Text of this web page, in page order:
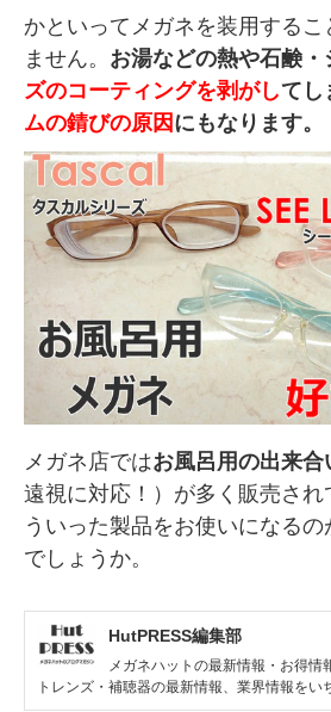
かといってメガネを装用するこ
ません。 お湯などの熱や石鹸・
ズのコーティングを剥がしてし
ムの錆びの原因 にもなります。
メガネ店ではお風呂用の出来合
遠視に対応！）が多く販売され
ういった製品をお使いになる
でしょうか。
HutPRESS編集部
メガネハットの最新情報・お得情
トレンズ・補聴器の最新情報、業界情報をい